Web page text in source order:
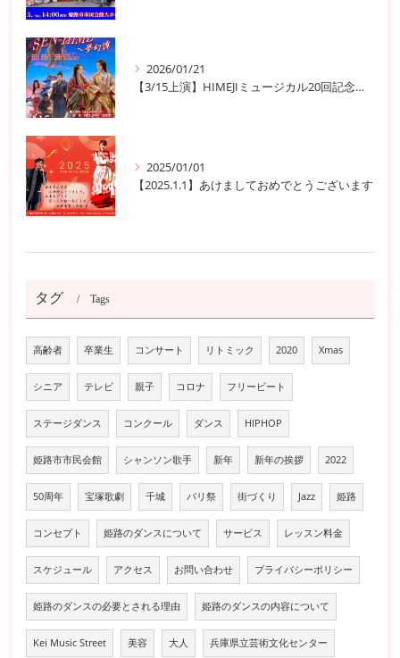
2026/01/21
【3/15上演】HIMEJIミュージカル20回記念公演！ 姫路の歴史と夢が交錯する『SEN-HIME〜夢幻譚』
2025/01/01
【2025.1.1】あけましておめでとうございます
タグ Tags
高齢者 卒業生 コンサート リトミック 2020 Xmas
シニア テレビ 親子 コロナ フリービート
ステージダンス コンクール ダンス HIPHOP
姫路市市民会館 シャンソン歌手 新年 新年の挨拶 2022
50周年 宝塚歌劇 千城 パリ祭 街づくり Jazz 姫路
コンセプト 姫路のダンスについて サービス レッスン料金
スケジュール アクセス お問い合わせ プライバシーポリシー
姫路のダンスの必要とされる理由 姫路のダンスの内容について
Kei Music Street 美容 大人 兵庫県立芸術文化センター